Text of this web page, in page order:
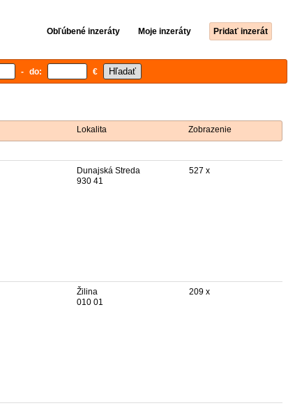
Obľúbené inzeráty Moje inzeráty Pridať inzerát
- do: €
Lokalita Zobrazenie
Dunajská Streda
930 41
527 x
Žilina
010 01
209 x